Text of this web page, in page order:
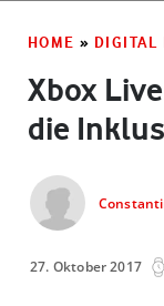
HOME » DIGITAL
Xbox
die
27. Oktober 2017